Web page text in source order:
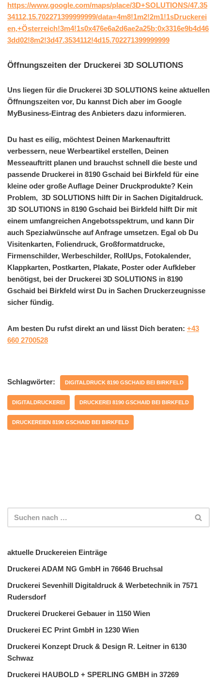
https://www.google.com/maps/place/3D+SOLUTIONS/47.35
34112,15.702271399999999/data=4m8!1m2!2m1!1sDruckerei
en,+Österreich!3m4!1s0x476e6a2d6ae2a25b:0x3316e9b4d46
3dd02!8m2!3d47.3534112!4d15.702271399999999
Öffnungszeiten der Druckerei 3D SOLUTIONS
Uns liegen für die Druckerei 3D SOLUTIONS keine aktuellen
Öffnungszeiten vor, Du kannst Dich aber im Google
MyBusiness-Eintrag des Anbieters dazu informieren.
Du hast es eilig, möchtest Deinen Markenauftritt
verbessern, neue Werbeartikel erstellen, Deinen
Messeauftritt planen und brauchst schnell die beste und
passende Druckerei in 8190 Gschaid bei Birkfeld für eine
kleine oder große Auflage Deiner Druckprodukte? Kein
Problem, 3D SOLUTIONS hilft Dir in Sachen Digitaldruck.
3D SOLUTIONS in 8190 Gschaid bei Birkfeld hilft Dir mit
einem umfangreichen Angebotsspektrum, und kann Dir
auch Spezialwünsche auf Anfrage umsetzen. Egal ob Du
Visitenkarten, Foliendruck, Großformatdrucke,
Firmenschilder, Werbeschilder, RollUps, Fotokalender,
Klappkarten, Postkarten, Plakate, Poster oder Aufkleber
benötigst, bei der Druckerei 3D SOLUTIONS in 8190
Gschaid bei Birkfeld wirst Du in Sachen Druckerzeugnisse
sicher fündig.
Am besten Du rufst direkt an und lässt Dich beraten: +43
660 2700528
Schlagwörter: DIGITALDRUCK 8190 GSCHAID BEI BIRKFELD
DIGITALDRUCKEREI DRUCKEREI 8190 GSCHAID BEI BIRKFELD
DRUCKEREIEN 8190 GSCHAID BEI BIRKFELD
aktuelle Druckereien Einträge
Druckerei ADAM NG GmbH in 76646 Bruchsal
Druckerei Sevenhill Digitaldruck & Werbetechnik in 7571
Rudersdorf
Druckerei Druckerei Gebauer in 1150 Wien
Druckerei EC Print GmbH in 1230 Wien
Druckerei Konzept Druck & Design R. Leitner in 6130
Schwaz
Druckerei HAUBOLD + SPERLING GMBH in 37269